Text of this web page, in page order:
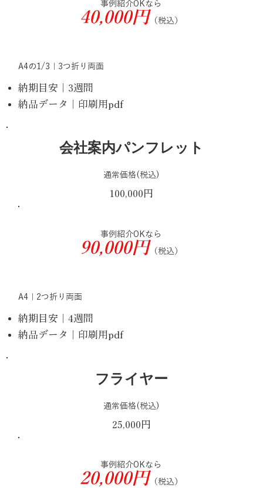
事例紹介OKなら
40,000円 （税込）
A4の1/3｜3つ折り両面
納期目安｜3週間
納品データ｜印刷用pdf
会社案内パンフレット
通常価格(税込)
100,000円
事例紹介OKなら
90,000円 （税込）
A4｜2つ折り両面
納期目安｜4週間
納品データ｜印刷用pdf
フライヤー
通常価格(税込)
25,000円
事例紹介OKなら
20,000円 （税込）